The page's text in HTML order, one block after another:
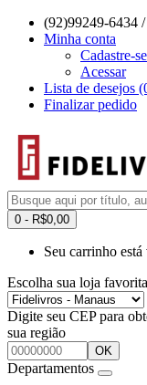
(92)99249-6434
Minha conta
Cadastre-se
Acessar
Lista de desejos
Finalizar pedido
0 - R$0,00
Seu carrinho está
Escolha sua loja favorita
Digite seu CEP para
sua região
OK
Departamentos